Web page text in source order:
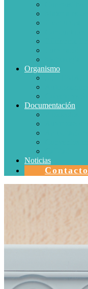
Organismo
Documentación
Noticias
Contacto